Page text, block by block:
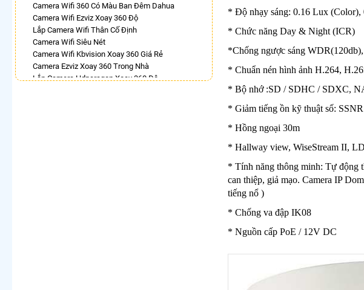
Camera Wifi 360 Có Màu Ban Đêm Dahua
Camera Wifi Ezviz Xoay 360 Độ
Lắp Camera Wifi Thân Cố Định
Camera Wifi Siêu Nét
Camera Wifi Kbvision Xoay 360 Giá Rẻ
Camera Ezviz Xoay 360 Trong Nhà
Lắp Camera Hdparagon Xoay 360 Độ
* Độ nhạy sáng: 0.16 Lux
* Chức năng Day & Night (ICR)
*Chống ngược sáng
* Chuẩn nén hình ảnh H.264,
* Bộ nhớ :SD / SDHC / SDXC,
* Giảm tiếng ồn kỹ thuật số:
* Hồng ngoại 30m
* Hallway view, WiseStream II,
* Tính năng thông minh: Tự động
can thiệp, giả mạo. Camera IP
tiếng nổ )
* Chống va đập IK08
* Nguồn cấp PoE / 12V DC